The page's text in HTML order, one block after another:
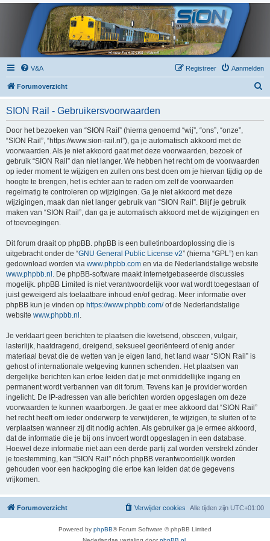
V&A Aanmelden
Registreer
Forumoverzicht
SION Rail - Gebruikersvoorwaarden
Door het bezoeken van “SION Rail” (hierna genoemd “wij”, “ons”, “onze”,
“SION Rail”, “https://www.sion-rail.nl”), ga je automatisch akkoord met de
voorwaarden. Als je niet akkoord gaat met deze voorwaarden, bezoek of
gebruik “SION Rail” dan niet langer. We hebben het recht om de voorwaarden
op ieder moment te wijzigen en zullen ons best doen om je hiervan tijdig op de
hoogte te brengen, het is echter aan te raden om zelf de voorwaarden
regelmatig te controleren op wijzigingen. Ga je niet akkoord met deze
wijzigingen, maak dan niet langer gebruik van “SION Rail”. Blijf je gebruik
maken van “SION Rail”, dan ga je automatisch akkoord met de wijzigingen en
of toevoegingen.
Dit forum draait op phpBB. phpBB is een bulletinboardoplossing die is
uitgebracht onder de “GNU General Public License v2” (hierna “GPL”) en kan
gedownload worden via www.phpbb.com en via de Nederlandstalige website
www.phpbb.nl . De phpBB-software maakt internetgebaseerde discussies
mogelijk. phpBB Limited is niet verantwoordelijk voor wat wordt toegestaan of
juist geweigerd als toelaatbare inhoud en/of gedrag. Meer informatie over
phpBB kun je vinden op https://www.phpbb.com/of de Nederlandstalige
website www.phpbb.nl
Je verklaart geen berichten te plaatsen die kwetsend, obsceen, vulgair,
lasterlijk, haatdragend, dreigend, seksueel georiënteerd of enig ander
materiaal bevat die de wetten van je eigen land, het land waar “SION Rail” is
gehost of internationale wetgeving kunnen schenden. Het plaatsen van
dergelijke berichten kan ertoe leiden dat je met onmiddellijke ingang en
permanent wordt verbannen van dit forum. Tevens kan je provider worden
ingelicht. De IP-adressen van alle berichten worden opgeslagen om deze
voorwaarden te kunnen waarborgen. Je gaat er mee akkoord dat “SION Rail”
het recht heeft om ieder onderwerp te verwijderen, te wijzigen, te sluiten of te
verplaatsen wanneer zij dit nodig achten. Als gebruiker ga je ermee akkoord,
dat de informatie die je bij ons invoert wordt opgeslagen in een database.
Hoewel deze informatie niet aan een derde partij zal worden verstrekt zónder
je toestemming, kan “SION Rail” nóch phpBB verantwoordelijk worden
gehouden voor een hackpoging die ertoe kan leiden dat de gegevens
vrijkomen.
Forumoverzicht Alle tijden zijn UTC+01:00
Verwijder cookies
Powered by phpBB® Forum Software © phpBB Limited